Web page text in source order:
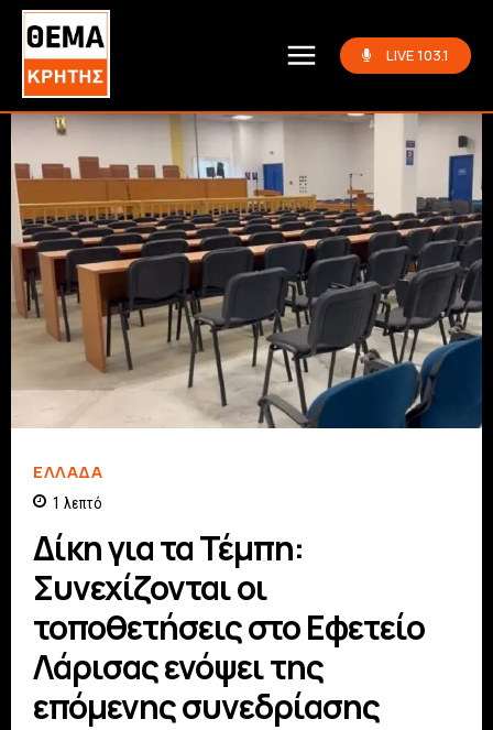
LIVE 103.1
ΕΛΛΆΔΑ
1 λεπτό
Δίκη για τα Τέμπη:
Συνεχίζονται οι
τοποθετήσεις στο Εφετείο
Λάρισας ενόψει της
επόμενης συνεδρίασης